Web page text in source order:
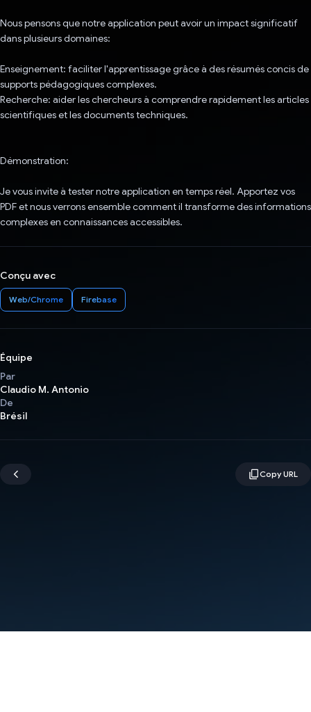
Nous pensons que notre application peut avoir un impact significatif
dans plusieurs domaines:
Enseignement: faciliter l'apprentissage grâce à des résumés concis de
supports pédagogiques complexes.
Recherche: aider les chercheurs à comprendre rapidement les articles
scientifiques et les documents techniques.
Démonstration:
Je vous invite à tester notre application en temps réel. Apportez vos
PDF et nous verrons ensemble comment il transforme des informations
complexes en connaissances accessibles.
Conçu avec
Web/Chrome Firebase
Équipe
Par
Claudio M. Antonio
De
Brésil